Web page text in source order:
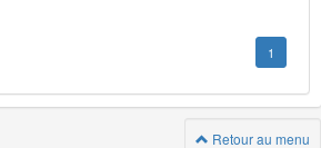
1
Retour au menu